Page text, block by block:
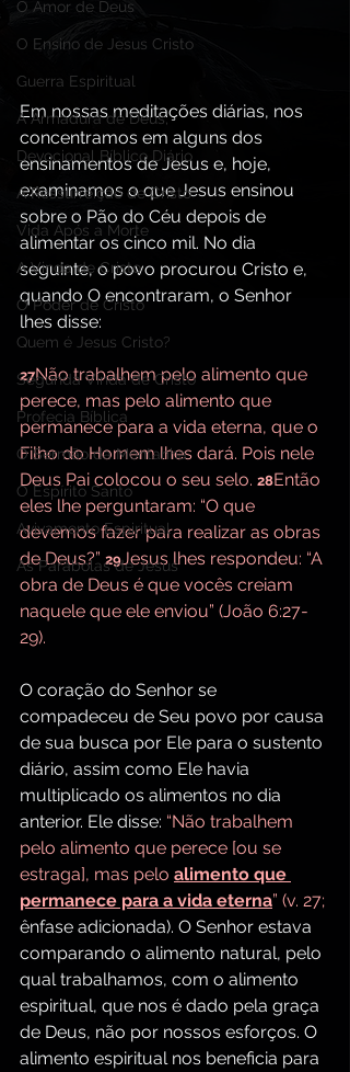
O Amor de Deus
O Ensino de Jesus Cristo
Guerra Espiritual
A Armadura de Deus,
Devocional Bíblico Diário
A Ressurreição de Cristo
Vida Após a Morte
A Vinda de Cristo
O Poder de Cristo
Quem é Jesus Cristo?
Segunda Vinda de Cristo
Profecia Bíblica
O Sermão da Montanha
O Espírito Santo
Avivamento Espiritual
As Parábolas de Jesus
Em nossas meditações diárias, nos
concentramos em alguns dos
ensinamentos de Jesus e, hoje,
examinamos o que Jesus ensinou
sobre o Pão do Céu depois de
alimentar os cinco mil. No dia
seguinte, o povo procurou Cristo e,
quando O encontraram, o Senhor
lhes disse:
27Não trabalhem pelo alimento que
perece, mas pelo alimento que
permanece para a vida eterna, que o
Filho do Homem lhes dará. Pois nele
Deus Pai colocou o seu selo. 28Então
eles lhe perguntaram: “O que
devemos fazer para realizar as obras
de Deus?” 29Jesus lhes respondeu: “A
obra de Deus é que vocês creiam
naquele que ele enviou” (João 6:27-
29).
O coração do Senhor se
compadeceu de Seu povo por causa
de sua busca por Ele para o sustento
diário, assim como Ele havia
multiplicado os alimentos no dia
anterior. Ele disse: “Não trabalhem
pelo alimento que perece [ou se
estraga], mas pelo alimento que
permanece para a vida eterna” (v. 27;
ênfase adicionada). O Senhor estava
comparando o alimento natural, pelo
qual trabalhamos, com o alimento
espiritual, que nos é dado pela graça
de Deus, não por nossos esforços. O
alimento espiritual nos beneficia para